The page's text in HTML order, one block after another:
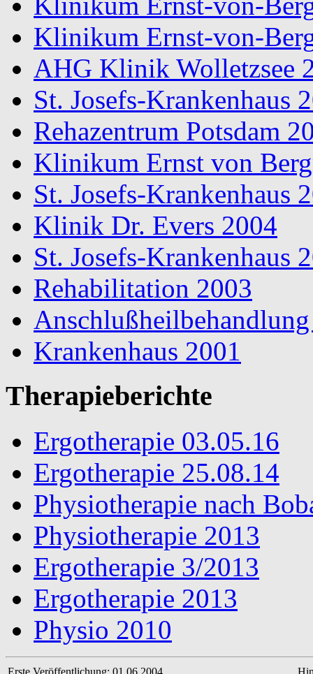
Klinikum Ernst-von-
AHG Klinik Wolletzsee
St. Josefs-Krankenhaus
Rehazentrum Potsdam
Klinikum Ernst von
St. Josefs-Krankenhaus
Klinik Dr. Evers 2004
St. Josefs-Krankenhaus
Rehabilitation 2003
Krankenhaus 2001
Therapieberichte
Ergotherapie 03.05.16
Ergotherapie 25.08.14
Physiotherapie nach
Physiotherapie 2013
Ergotherapie 3/2013
Ergotherapie 2013
Physio 2010